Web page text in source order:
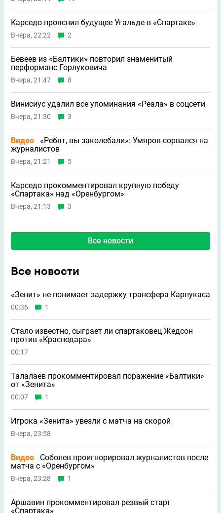
Карседо прояснил будущее Угальде в «Спартаке»
Вчера, 22:22 2
Бевеев из «Балтики» повторил знаменитый
перформанс Горлуковича
Вчера, 21:47 8
Винисиус удалил все упоминания «Реала» в соцсети
Вчера, 21:30 3
Видео
«Ребят, вы заколебали»: Умяров сорвался на
журналистов
Вчера, 21:21 5
Карседо прокомментировал крупную победу
«Спартака» над «Оренбургом»
Вчера, 21:13 3
Все новости
Все новости
«Зенит» не понимает задержку трансфера Карпукаса
00:36 1
Стало известно, сыграет ли спартаковец Жедсон
против «Краснодара»
00:17
Талалаев прокомментировал поражение «Балтики»
от «Зенита»
00:07 1
Игрока «Зенита» увезли с матча на скорой
Вчера, 23:58
Видео
Соболев проигнорировал журналистов после
матча с «Оренбургом»
Вчера, 23:28 1
Аршавин прокомментировал резвый старт
«Спартака»